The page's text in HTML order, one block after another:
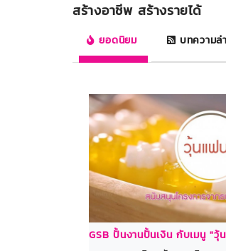
สร้างอาชีพ สร้างรายได้
ยอดนิยม บทความล่
GSB ปั้นงานปั้นเงิน กับเมนู "วุ้